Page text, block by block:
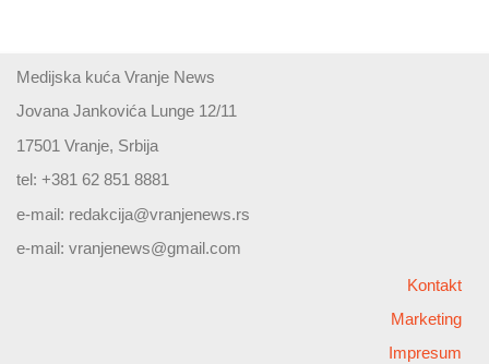
Medijska kuća Vranje News
Jovana Jankovića Lunge 12/11
17501 Vranje, Srbija
tel: +381 62 851 8881
e-mail: redakcija@vranjenews.rs
e-mail: vranjenews@gmail.com
Kontakt
Marketing
Impresum